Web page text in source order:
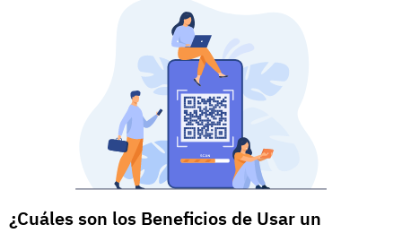
¿Cuáles son los Beneficios de Usar un